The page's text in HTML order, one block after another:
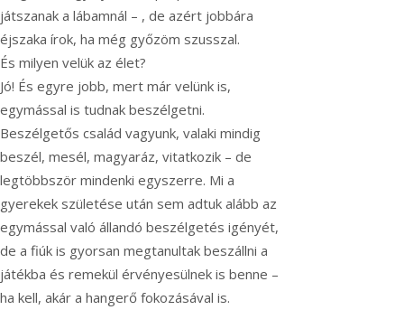
játszanak a lábamnál – , de azért jobbára
éjszaka írok, ha még győzöm szusszal.
És milyen velük az élet?
Jó! És egyre jobb, mert már velünk is,
egymással is tudnak beszélgetni.
Beszélgetős család vagyunk, valaki mindig
beszél, mesél, magyaráz, vitatkozik – de
legtöbbször mindenki egyszerre. Mi a
gyerekek születése után sem adtuk alább az
egymással való állandó beszélgetés igényét,
de a fiúk is gyorsan megtanultak beszállni a
játékba és remekül érvényesülnek is benne –
ha kell, akár a hangerő fokozásával is.